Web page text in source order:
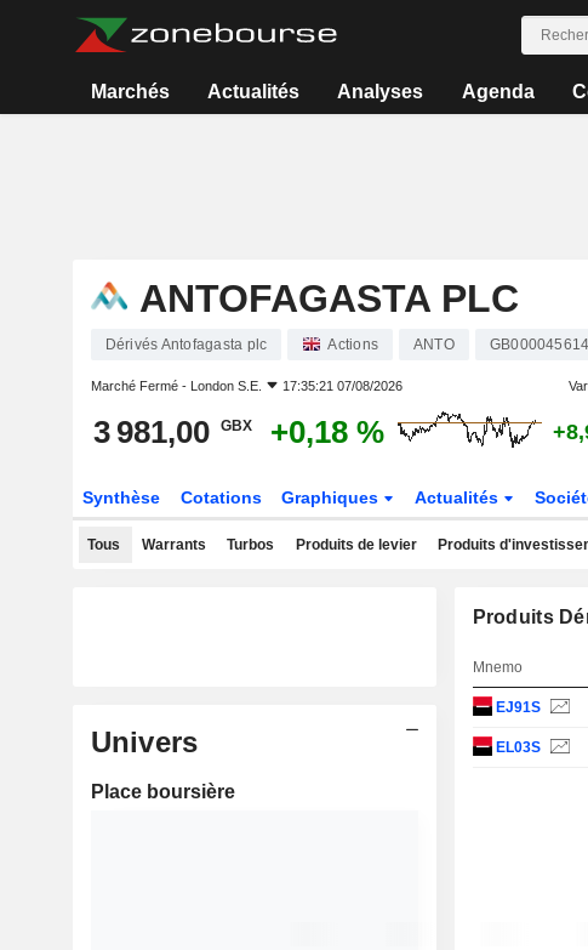
Marchés Actualités Analyses Agenda
ANTOFAGASTA PLC
Dérivés Antofagasta plc Actions ANTO
Marché Fermé - London S.E. 17:35:21 07/08/2026
3 981,00 GBX +0,18 %
Synthèse Cotations Graphiques Actualités
Tous Warrants Turbos Produits de levier Produits
Univers
Place boursière
Produits
Mnemo
EJ91S
EL03S